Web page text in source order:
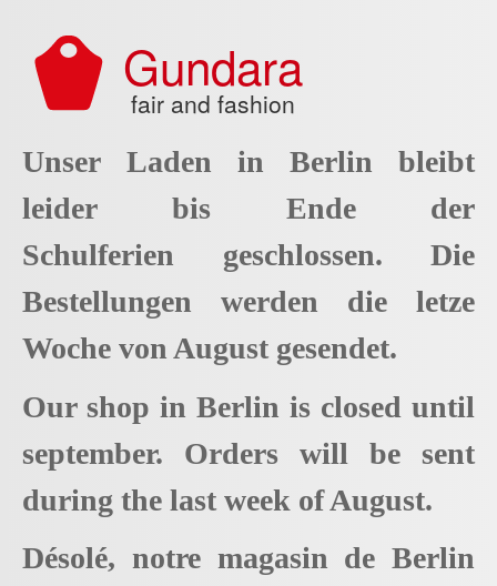
Gundara
fair and fashion
Unser Laden in Berlin bleibt
leider bis Ende der
Schulferien geschlossen. Die
Bestellungen werden die letze
Woche von August gesendet.
Our shop in Berlin is closed until
september. Orders will be sent
during the last week of August.
Désolé, notre magasin de Berlin